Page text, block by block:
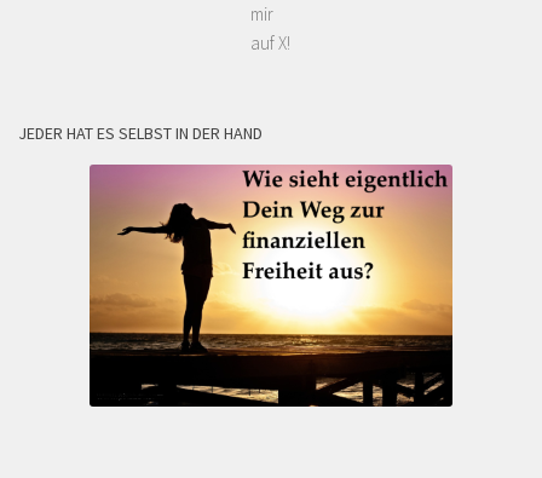
mir
auf X!
JEDER HAT ES SELBST IN DER HAND